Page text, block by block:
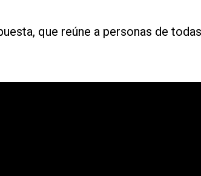
que reúne a personas de